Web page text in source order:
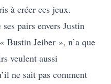
à créer ces jeux.
pairs envers Justin
Bustin Jeiber », n’a que
veulent aussi
ne sait pas comment